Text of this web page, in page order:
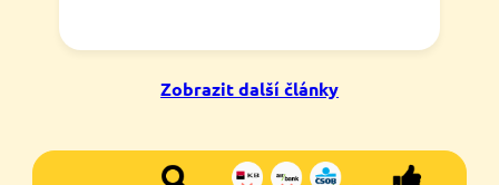
Zobrazit další články